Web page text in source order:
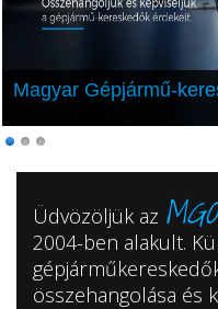
Magyar Gépjármű-
Üdvözöljük az
2004-ben alakult.
összehangolása és
Partnerünkkel az AUTONET-